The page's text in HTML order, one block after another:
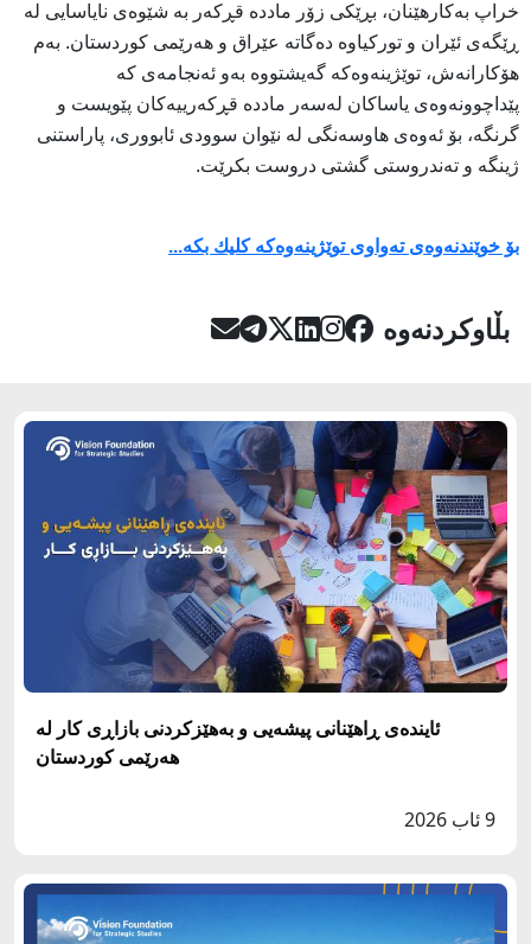
خراپ بەکارهێنان، بڕێکی زۆر ماددە قڕکەر بە شێوەی نایاسایی لە
ڕێگەی ئێران و تورکیاوە دەگاتە عێراق و هەرێمی کوردستان. بەم
هۆکارانەش، توێژینەوەکە گەیشتووە بەو ئەنجامەی کە
پێداچوونەوەی یاساکان لەسەر ماددە قڕکەرییەکان پێویست و
گرنگە، بۆ ئەوەی هاوسەنگی لە نێوان سوودی ئابووری، پاراستنی
ژینگە و تەندروستی گشتی دروست بکرێت.
بۆ خوێندنه‌وه‌ى ته‌واوى توێژينه‌وه‌كه‌ كليك بكه‌...
بڵاوکردنەوە
ئایندەی ڕاهێنانی پیشەیی و بەهێزکردنی بازاڕی کار لە
هەرێمی کوردستان
9 ئاب 2026